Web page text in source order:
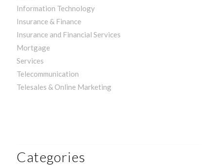
Information Technology
Insurance & Finance
Insurance and Financial Services
Mortgage
Services
Telecommunication
Telesales & Online Marketing
Categories